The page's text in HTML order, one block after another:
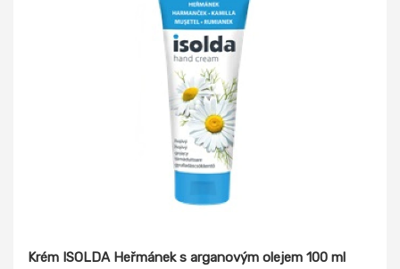
Krém ISOLDA Heřmánek s arganovým olejem 100 ml